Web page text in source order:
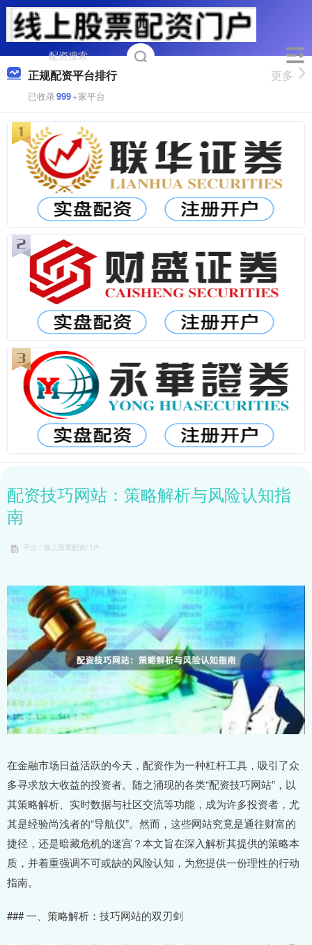
正规配资平台排行
已收录999+家平台
更多
配资技巧网站：策略解析与风险认知指
南
平台：线上股票配资门户
在金融市场日益活跃的今天，配资作为一种杠杆工具，吸引了众
多寻求放大收益的投资者。随之涌现的各类“配资技巧网站”，以
其策略解析、实时数据与社区交流等功能，成为许多投资者，尤
其是经验尚浅者的“导航仪”。然而，这些网站究竟是通往财富的
捷径，还是暗藏危机的迷宫？本文旨在深入解析其提供的策略本
质，并着重强调不可或缺的风险认知，为您提供一份理性的行动
指南。
### 一、策略解析：技巧网站的双刃剑